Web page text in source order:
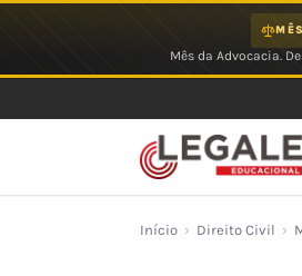
Mês da Advocacia.
Início › Direito Civil ›